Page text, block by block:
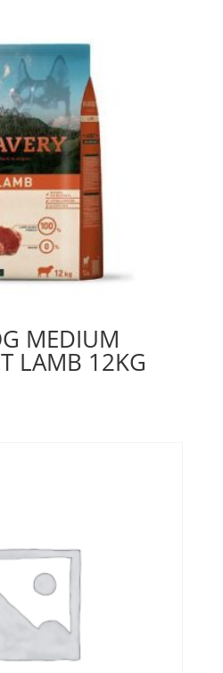
MEDIUM
LAMB 12KG